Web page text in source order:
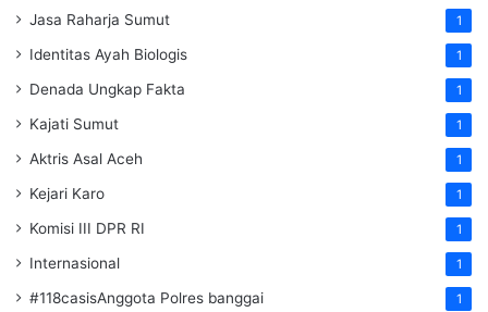
Jasa Raharja Sumut 1
Identitas Ayah Biologis 1
Denada Ungkap Fakta 1
Kajati Sumut 1
Aktris Asal Aceh 1
Kejari Karo 1
Komisi III DPR RI 1
Internasional 1
#118casisAnggota Polres banggai 1